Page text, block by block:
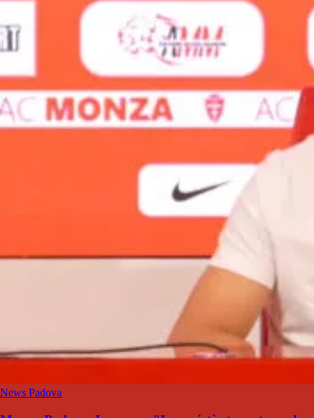
News Padova